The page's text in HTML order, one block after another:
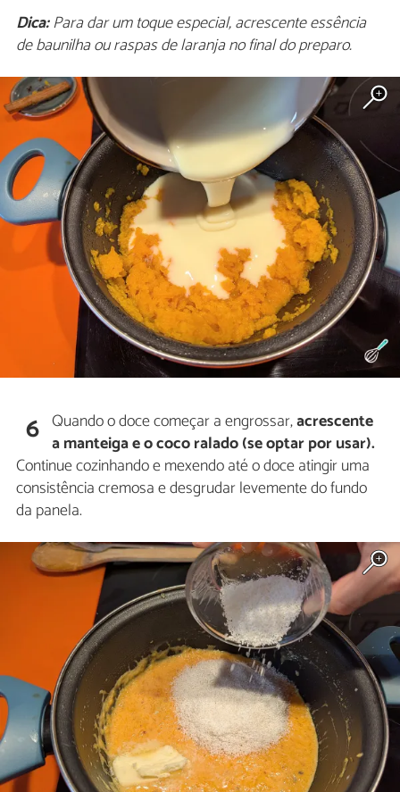
Dica:Para dar um toque especial, acrescente essência
de baunilha ou raspas de laranja no final do preparo.
6 Quando o doce começar a engrossar,acrescente
a manteiga e o coco ralado (se optar por usar).
Continue cozinhando e mexendo até o doce atingir uma
consistência cremosa e desgrudar levemente do fundo
da panela.